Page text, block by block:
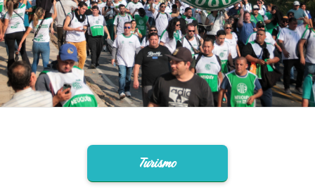
Turismo